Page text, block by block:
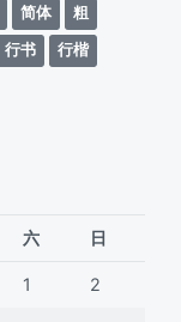
简体
粗
行书
行楷
六 日
1 2